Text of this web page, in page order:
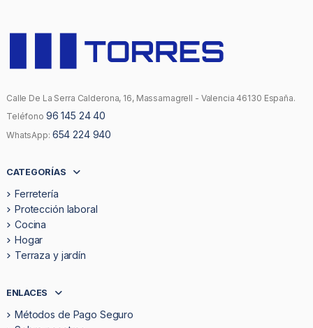
Calle De La Serra Calderona, 16, Massamagrell - Valencia 46130 España.
Teléfono 96 145 24 40
WhatsApp: 654 224 940
CATEGORÍAS
Ferretería
Protección laboral
Cocina
Hogar
Terraza y jardín
ENLACES
Métodos de Pago Seguro